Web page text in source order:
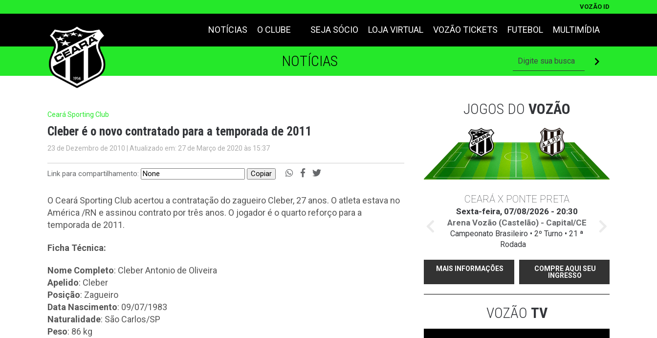
VOZÃO ID
NOTÍCIAS O CLUBE SEJA SÓCIO LOJA VIRTUAL VOZÃO TICKETS FUTEBOL MULTIMÍDIA
NOTÍCIAS
Ceará Sporting Club
Cleber é o novo contratado para a temporada de 2011
23 de Dezembro de 2010 | Atualizado em: 27 de Março de 2020 às 15:37
Link para compartilhamento: Copiar
O Ceará Sporting Club acertou a contratação do zagueiro Cleber, 27 anos. O atleta estava no
América /RN e assinou contrato por três anos. O jogador é o quarto reforço para a
temporada de 2011.
Ficha Técnica:
Nome Completo: Cleber Antonio de Oliveira
Apelido: Cleber
Posição: Zagueiro
Data Nascimento: 09/07/1983
Naturalidade: São Carlos/SP
Peso: 86 kg
JOGOS DO VOZÃO
CEARÁ X PONTE PRETA
Sexta-feira, 07/08/2026 - 20:30
Arena Vozão (Castelão) - Capital/CE
Campeonato Brasileiro • 2º Turno • 21 ª
Rodada
MAIS INFORMAÇÕES
COMPRE AQUI SEU
INGRESSO
VOZÃO TV